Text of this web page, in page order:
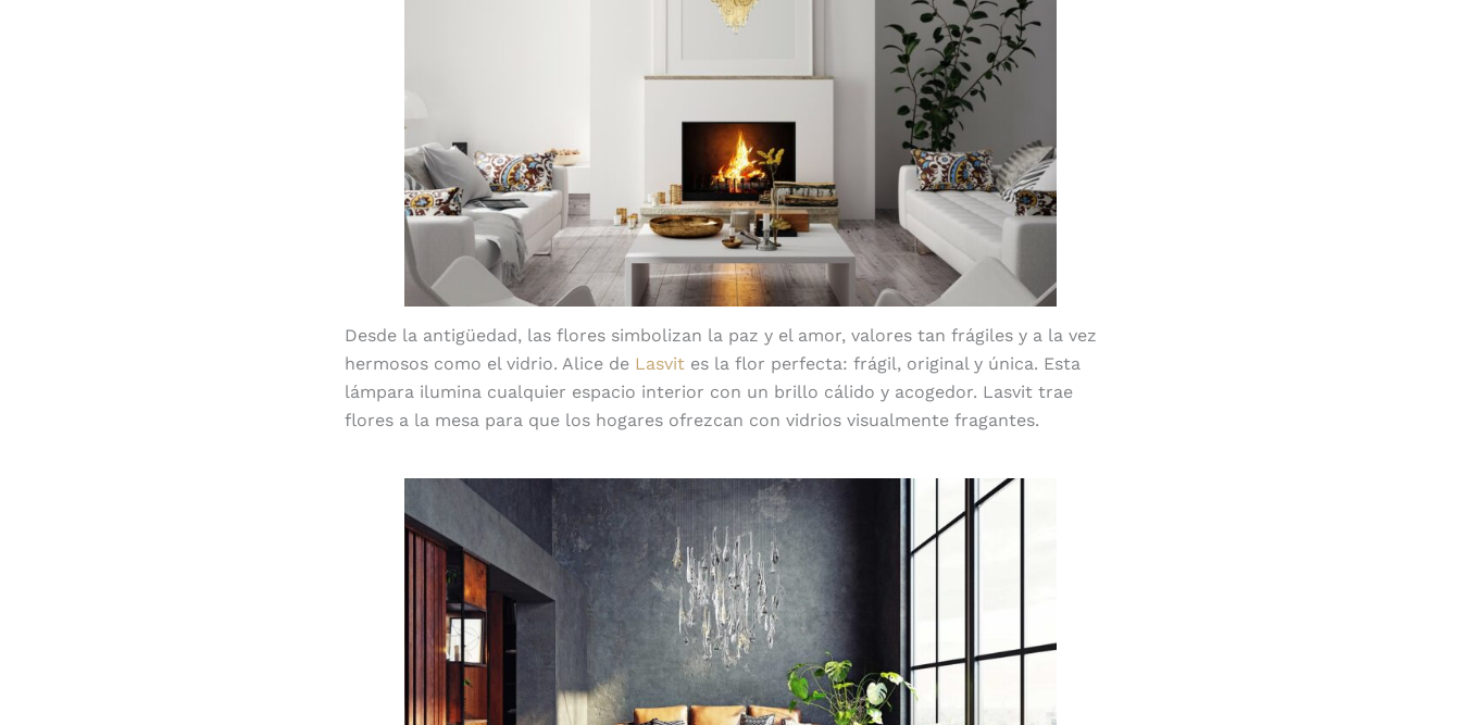
Desde la antigüedad, las flores simbolizan la paz y el amor, valores tan frágiles y a la vez
hermosos como el vidrio. Alice de Lasvit es la flor perfecta: frágil, original y única. Esta
lámpara ilumina cualquier espacio interior con un brillo cálido y acogedor. Lasvit trae
flores a la mesa para que los hogares ofrezcan con vidrios visualmente fragantes.